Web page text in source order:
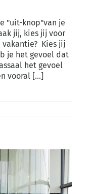
"uit-knop"van je
jij, kies jij voor
Kies jij
je het gevoel dat
het gevoel
vooral [...]